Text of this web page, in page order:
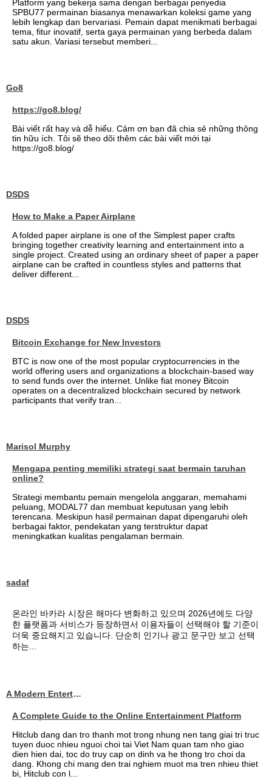
Platform yang bekerja sama dengan berbagai penyedia
SPBU77 permainan biasanya menawarkan koleksi game yang
lebih lengkap dan bervariasi. Pemain dapat menikmati berbagai
tema, fitur inovatif, serta gaya permainan yang berbeda dalam
satu akun. Variasi tersebut memberi...
Go8
https://go8.blog/
Bài viết rất hay và dễ hiểu. Cảm ơn bạn đã chia sẻ những thông
tin hữu ích. Tôi sẽ theo dõi thêm các bài viết mới tại
https://go8.blog/
DSDS
How to Make a Paper Airplane
A folded paper airplane is one of the Simplest paper crafts
bringing together creativity learning and entertainment into a
single project. Created using an ordinary sheet of paper a paper
airplane can be crafted in countless styles and patterns that
deliver different...
DSDS
Bitcoin Exchange for New Investors
BTC is now one of the most popular cryptocurrencies in the
world offering users and organizations a blockchain-based way
to send funds over the internet. Unlike fiat money Bitcoin
operates on a decentralized blockchain secured by network
participants that verify tran...
Marisol Murphy
Mengapa penting memiliki strategi saat bermain taruhan
online?
Strategi membantu pemain mengelola anggaran, memahami
peluang, MODAL77 dan membuat keputusan yang lebih
terencana. Meskipun hasil permainan dapat dipengaruhi oleh
berbagai faktor, pendekatan yang terstruktur dapat
meningkatkan kualitas pengalaman bermain.
sadaf
온라인 바카라 시장은 해마다 변화하고 있으며 2026년에도 다양
한 플랫폼과 서비스가 등장하면서 이용자들이 선택해야 할 기준이
더욱 중요해지고 있습니다. 단순히 인기나 광고 문구만 보고 선택
하는...
A Modern Entertainment Platform Bringing
A Complete Guide to the Online Entertainment Platform
Hitclub dang dan tro thanh mot trong nhung nen tang giai tri truc
tuyen duoc nhieu nguoi choi tai Viet Nam quan tam nho giao
dien hien dai, toc do truy cap on dinh va he thong tro choi da
dang. Khong chi mang den trai nghiem muot ma tren nhieu thiet
bi, Hitclub con l...